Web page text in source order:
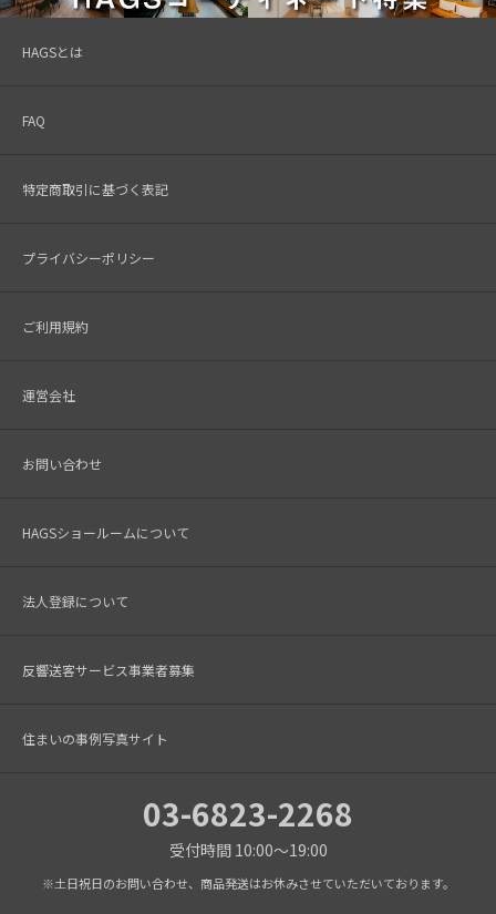
HAGSとは
FAQ
特定商取引に基づく表記
プライバシーポリシー
ご利用規約
運営会社
お問い合わせ
HAGSショールームについて
法人登録について
反響送客サービス事業者募集
住まいの事例写真サイト
03-6823-2268
受付時間 10:00～19:00
※土日祝日のお問い合わせ、商品発送はお休みさせていただいております。